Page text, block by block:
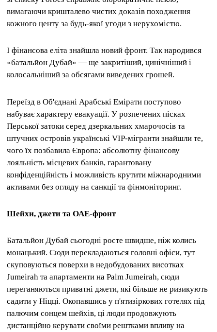
вимагаючи кришталево чистих доказів походження
кожного центу за будь-якої угоди з нерухомістю.
І фінансова еліта знайшла новий фронт. Так народився
«батальйон Дубай» — ще закритіший, цинічніший і
колосальніший за обсягами виведених грошей.
Переїзд в Об'єднані Арабські Емірати поступово
набуває характеру евакуації. У розпечених пісках
Перської затоки серед дзеркальних хмарочосів та
штучних островів українські VIP-мігранти знайшли те,
чого їх позбавила Європа: абсолютну фінансову
лояльність місцевих банків, гарантовану
конфіденційність і можливість крутити міжнародними
активами без огляду на санкції та фінмоніторинг.
Шейхи, джети та ОАЕ-фронт
Батальйон Дубай сьогодні росте швидше, ніж колись
монацький. Сюди перекладаються головні офіси, тут
скуповуються поверхи в недобудованих висотках
Jumeirah та апартаменти на Palm Jumeirah, сюди
переганяються приватні джети, які більше не ризикують
садити у Ніцці. Окопавшись у п'ятизіркових готелях під
палючим сонцем шейхів, ці люди продовжують
дистанційно керувати своїми рештками впливу на